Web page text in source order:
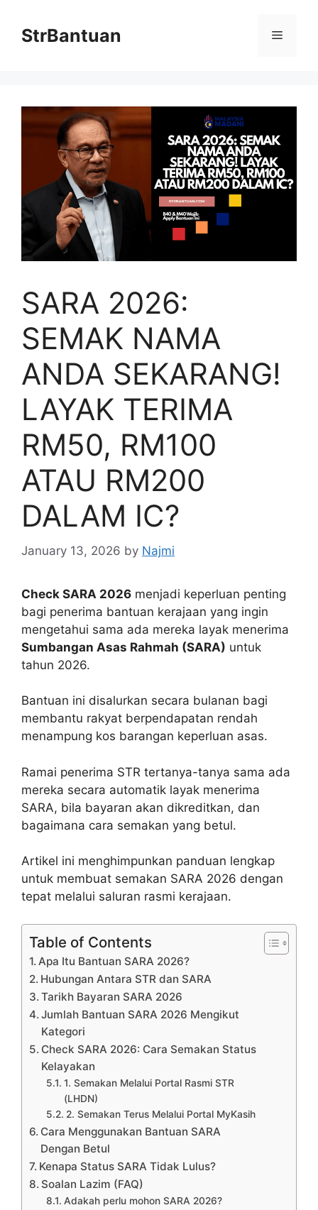
contentStrBantuan Menu
SARA 2026:
SEMAK NAMA
ANDA SEKARANG!
LAYAK TERIMA
RM50, RM100
ATAU RM200
DALAM IC?
January 13, 2026 by Najmi
Check SARA 2026 menjadi keperluan penting
bagi penerima bantuan kerajaan yang ingin
mengetahui sama ada mereka layak menerima
Sumbangan Asas Rahmah (SARA) untuk
tahun 2026.
Bantuan ini disalurkan secara bulanan bagi
membantu rakyat berpendapatan rendah
menampung kos barangan keperluan asas.
Ramai penerima STR tertanya-tanya sama ada
mereka secara automatik layak menerima
SARA, bila bayaran akan dikreditkan, dan
bagaimana cara semakan yang betul.
Artikel ini menghimpunkan panduan lengkap
untuk membuat semakan SARA 2026 dengan
tepat melalui saluran rasmi kerajaan.
Table of Contents
Apa Itu Bantuan SARA 2026?
Hubungan Antara STR dan SARA
Tarikh Bayaran SARA 2026
Jumlah Bantuan SARA 2026 Mengikut
Kategori
Check SARA 2026: Cara Semakan Status
Kelayakan
1. Semakan Melalui Portal Rasmi STR
(LHDN)
2. Semakan Terus Melalui Portal MyKasih
Cara Menggunakan Bantuan SARA
Dengan Betul
Kenapa Status SARA Tidak Lulus?
Soalan Lazim (FAQ)
Adakah perlu mohon SARA 2026?